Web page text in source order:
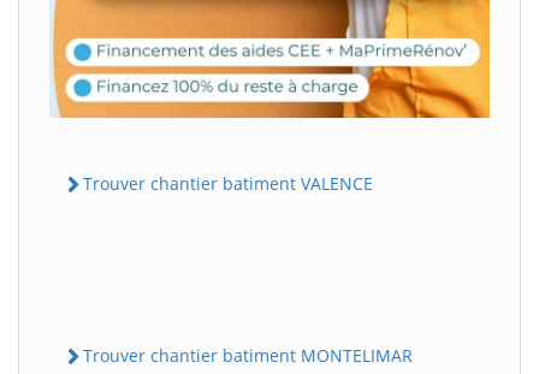
Trouver chantier batiment VALENCE
Trouver chantier batiment MONTELIMAR